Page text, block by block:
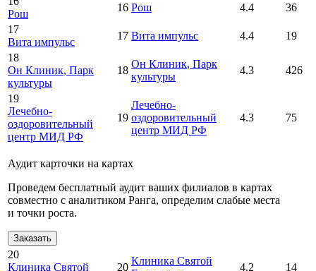
Рош
16 Рош 4.4
36
17
Вита импульс
17 Вита импульс 4.4
19
18
Он Клиник, Парк
культуры
18
Он Клиник, Парк
культуры
4.3 426
19
Лечебно-
оздоровительный
центр МИД РФ
19
Лечебно-
оздоровительный
центр МИД РФ
4.3 75
Аудит карточки на картах
Проведем бесплатный аудит ваших филиалов в картах
совместно с аналитиком Ранга, определим слабые места
и точки роста.
Заказать
20
Клиника Святой
20
Клиника Святой
4.2 14